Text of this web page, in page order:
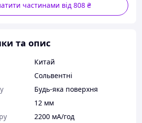
частинами від 808 ₴
та опис
Китай
Сольвентні
Будь-яка поверхня
12 мм
2200 мА/год